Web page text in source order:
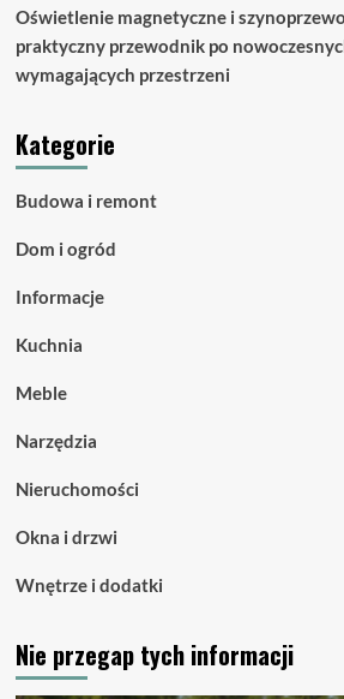
Oświetlenie magnetyczne i
praktyczny przewodnik po
wymagających przestrzeni
Kategorie
Budowa i remont
Dom i ogród
Informacje
Kuchnia
Meble
Narzędzia
Nieruchomości
Okna i drzwi
Wnętrze i dodatki
Nie przegap tych informacji